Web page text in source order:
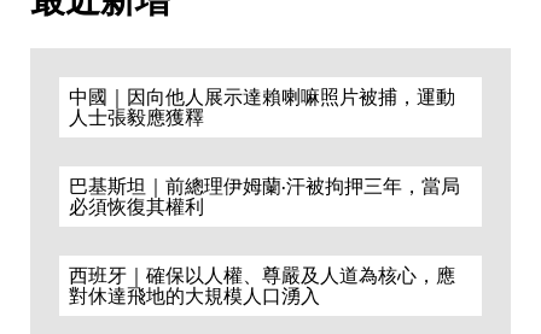
中國｜因向他人展示達賴喇嘛照片被捕，運動
人士張毅應獲釋
巴基斯坦｜前總理伊姆蘭·汗被拘押三年，當局
必須恢復其權利
西班牙｜確保以人權、尊嚴及人道為核心，應
對休達飛地的大規模人口湧入